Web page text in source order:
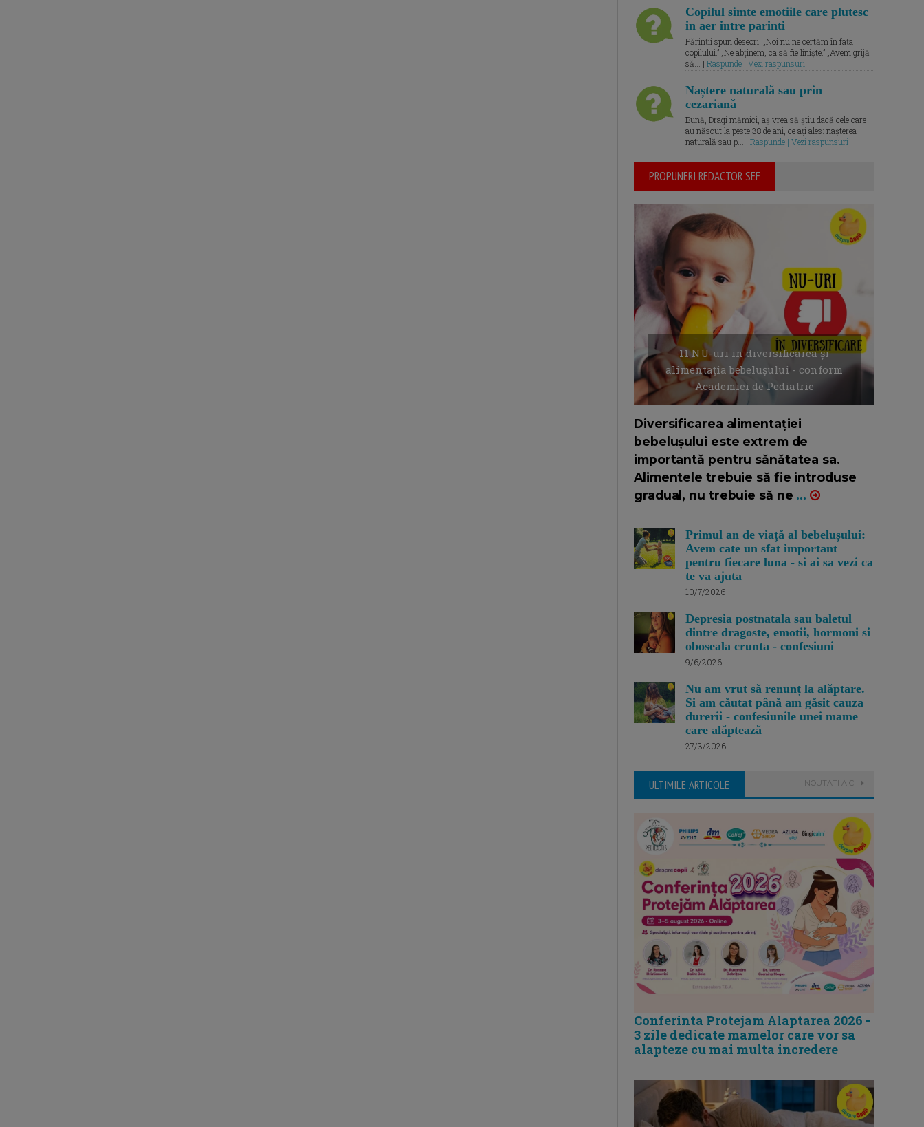
Copilul simte emotiile care plutesc
in aer intre parinti
Părinții spun deseori: „Noi nu ne certăm în fața
copilului.” „Ne abținem, ca să fie liniște.” „Avem grijă
să... | Raspunde | Vezi raspunsuri
Naștere naturală sau prin
cezariană
Bună, Dragi mămici, aș vrea să știu dacă cele care
au născut la peste 38 de ani, ce ați ales: nașterea
naturală sau p... | Raspunde | Vezi raspunsuri
PROPUNERI REDACTOR SEF
11 NU-uri in diversificarea și
alimentația bebelușului - conform
Academiei de Pediatrie
Diversificarea alimentației
bebelușului este extrem de
importantă pentru sănătatea sa.
Alimentele trebuie să fie introduse
gradual, nu trebuie să ne ...
Primul an de viață al bebelușului:
Avem cate un sfat important
pentru fiecare luna - si ai sa vezi ca
te va ajuta
10/7/2026
Depresia postnatala sau baletul
dintre dragoste, emotii, hormoni si
oboseala crunta - confesiuni
9/6/2026
Nu am vrut să renunț la alăptare.
Si am căutat până am găsit cauza
durerii - confesiunile unei mame
care alăptează
27/3/2026
ULTIMILE ARTICOLE NOUTATI AICI
Conferinta Protejam Alaptarea 2026 -
3 zile dedicate mamelor care vor sa
alapteze cu mai multa incredere